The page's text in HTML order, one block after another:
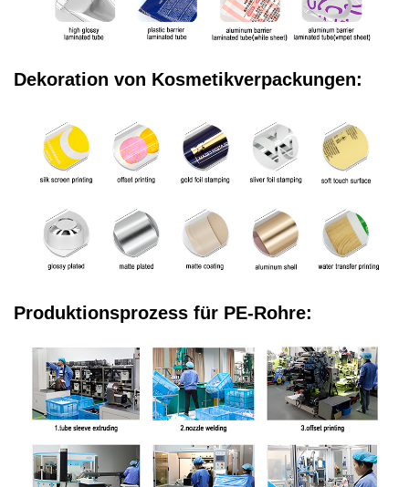
Dekoration von Kosmetikverpackungen:
Produktionsprozess für PE-Rohre: